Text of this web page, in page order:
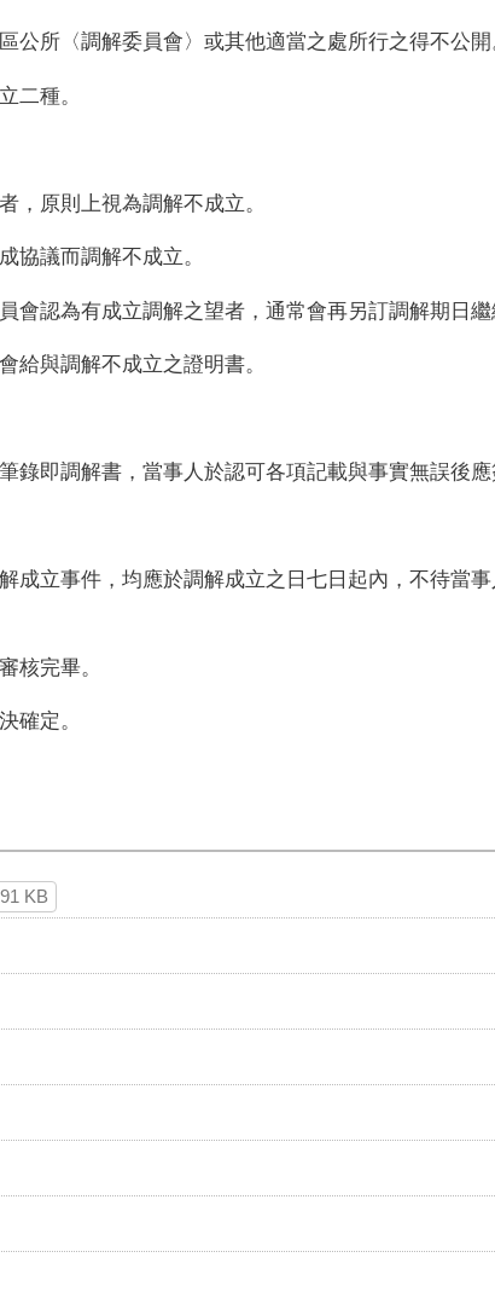
公所〈調解委員會〉或其他適當之處所行之得不公開
二種。
，原則上視為調解不成立。
協議而調解不成立。
會認為有成立調解之望者，通常會再另訂調解期日繼
給與調解不成立之證明書。
錄即調解書，當事人於認可各項記載與事實無誤後應
成立事件，均應於調解成立之日七日起內，不待當
核完畢。
確定。
91 KB